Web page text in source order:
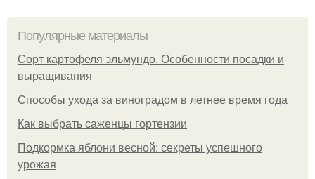
Популярные материалы
Сорт картофеля эльмундо. Особенности посадки и
выращивания
Способы ухода за виноградом в летнее время года
Как выбрать саженцы гортензии
Подкормка яблони весной: секреты успешного
урожая